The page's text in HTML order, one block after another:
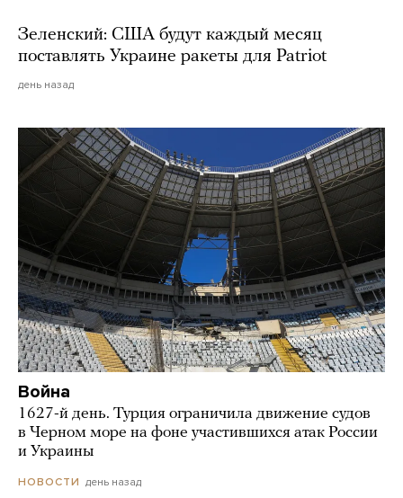
Зеленский: США будут каждый месяц
поставлять Украине ракеты для Patriot
день назад
Война
1627-й день. Турция ограничила движение судов
в Черном море на фоне участившихся атак России
и Украины
НОВОСТИ день назад